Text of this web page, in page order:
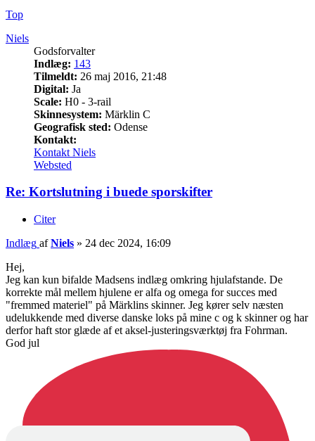
Top
Niels
Godsforvalter
Indlæg: 143
Tilmeldt: 26 maj 2016, 21:48
Digital: Ja
Scale: H0 - 3-rail
Skinnesystem: Märklin C
Geografisk sted: Odense
Kontakt:
Kontakt Niels
Websted
Re: Kortslutning i buede sporskifter
Citer
Indlæg afNiels » 24 dec 2024, 16:09
Hej,
Jeg kan kun bifalde Madsens indlæg omkring hjulafstande. De
korrekte mål mellem hjulene er alfa og omega for succes med
"fremmed materiel" på Märklins skinner. Jeg kører selv næsten
udelukkende med diverse danske loks på mine c og k skinner og har
derfor haft stor glæde af et aksel-justeringsværktøj fra Fohrman.
God jul